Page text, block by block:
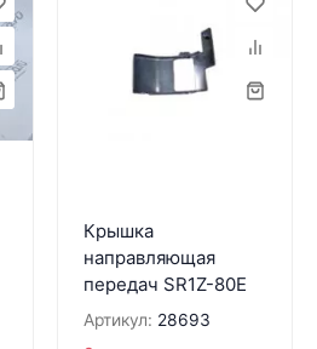
Крышка
направляющая
передач SR1Z-80Е
Артикул: 28693